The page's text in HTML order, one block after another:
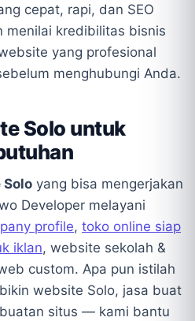
cepat, rapi, dan SEO
menilai kredibilitas bisnis
yang profesional
menghubungi Anda.
Solo untuk
yang bisa mengerjakan
Developer melayani
profile, toko online siap
iklan, website sekolah &
custom. Apa pun istilah
website Solo, jasa buat
situs — kami bantu